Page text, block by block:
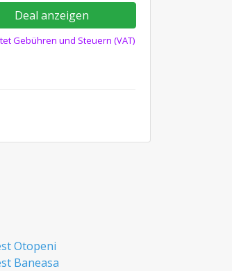
Deal anzeigen
Gebühren und Steuern (VAT)
Otopeni
Baneasa